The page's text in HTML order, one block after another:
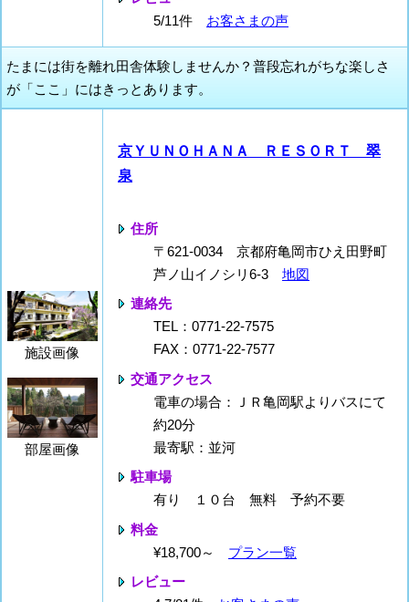
5/11件 お客さまの声
たまには街を離れ田舎体験しませんか？普段忘れがちな楽しさ
が「ここ」にはきっとあります。
施設画像
部屋画像
京ＹＵＮＯＨＡＮＡ ＲＥＳＯＲＴ 翠
泉
住所
〒621-0034 京都府亀岡市ひえ田野町
芦ノ山イノシリ6-3 地図
連絡先
TEL：0771-22-7575
FAX：0771-22-7577
交通アクセス
電車の場合：ＪＲ亀岡駅よりバスにて
約20分
最寄駅：並河
駐車場
有り １０台 無料 予約不要
料金
¥18,700～ プラン一覧
レビュー